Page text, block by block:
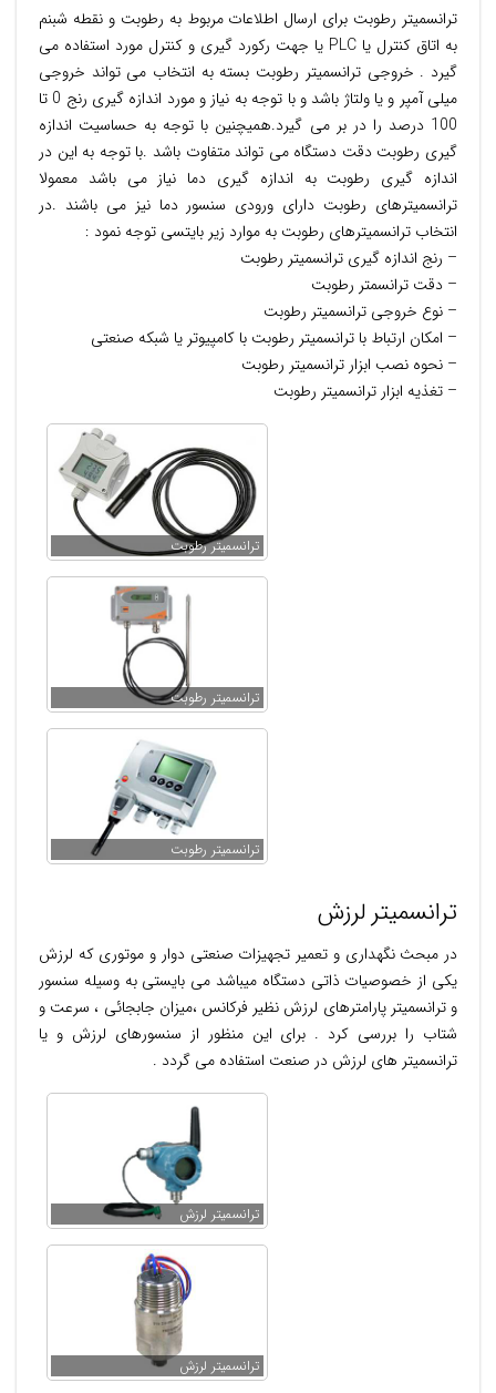
ترانسمیتر رطوبت برای ارسال اطلاعات مربوط به رطوبت و نقطه شبنم
به اتاق کنترل یا PLC یا جهت رکورد گیری و کنترل مورد استفاده می
گیرد . خروجی ترانسمیتر رطوبت بسته به انتخاب می تواند خروجی
میلی آمپر و یا ولتاژ باشد و با توجه به نیاز و مورد اندازه گیری رنج 0 تا
100 درصد را در بر می گیرد.همیچنین با توجه به حساسیت اندازه
گیری رطوبت دقت دستگاه می تواند متفاوت باشد .با توجه به این در
اندازه گیری رطوبت به اندازه گیری دما نیاز می باشد معمولا
ترانسمیترهای رطوبت دارای ورودی سنسور دما نیز می باشند .در
انتخاب ترانسمیترهای رطوبت به موارد زیر بایتسی توجه نمود :
– رنج اندازه گیری ترانسمیتر رطوبت
– دقت ترانسمتر رطوبت
– نوع خروجی ترانسمیتر رطوبت
– امکان ارتباط با ترانسمیتر رطوبت با کامپیوتر یا شبکه صنعتی
– نحوه نصب ابزار ترانسمیتر رطوبت
– تغذیه ابزار ترانسمیتر رطوبت
ترانسمیتر رطوبت
ترانسمیتر رطوبت
ترانسمیتر رطوبت
ترانسمیتر لرزش
در مبحث نگهداری و تعمیر تجهیزات صنعتی دوار و موتوری که لرزش
یکی از خصوصیات ذاتی دستگاه میباشد می بایستی به وسیله سنسور
و ترانسمیتر پارامترهای لرزش نظیر فرکانس ،‌میزان جابجائی ، سرعت و
شتاب را بررسی کرد . برای این منظور از سنسورهای لرزش و یا
ترانسمیتر های لرزش در صنعت استفاده می گردد .
ترانسمیتر لرزش
ترانسمیتر لرزش